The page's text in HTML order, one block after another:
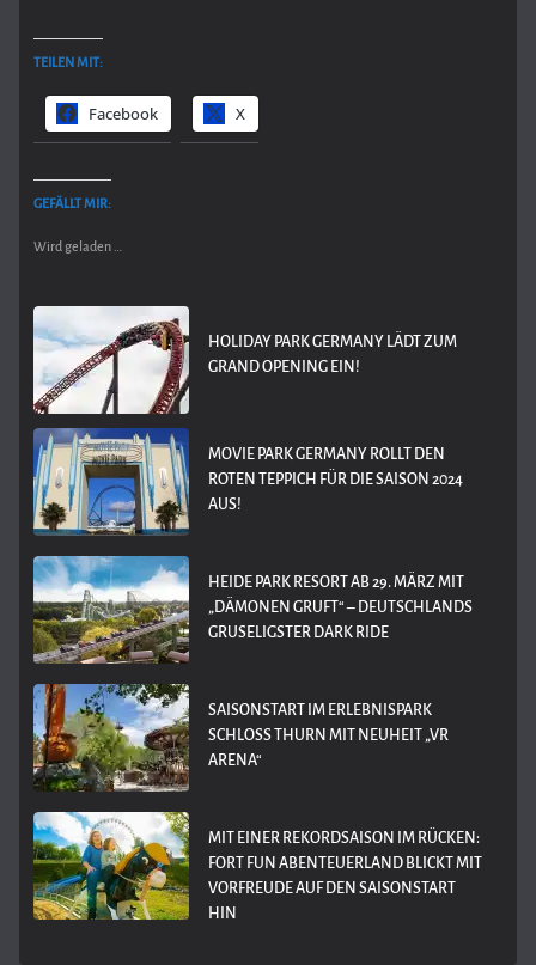
TEILEN MIT:
Facebook X
GEFÄLLT MIR:
Wird geladen …
HOLIDAY PARK GERMANY LÄDT ZUM
GRAND OPENING EIN!
MOVIE PARK GERMANY ROLLT DEN
ROTEN TEPPICH FÜR DIE SAISON 2024
AUS!
HEIDE PARK RESORT AB 29. MÄRZ MIT
„DÄMONEN GRUFT“ – DEUTSCHLANDS
GRUSELIGSTER DARK RIDE
SAISONSTART IM ERLEBNISPARK
SCHLOSS THURN MIT NEUHEIT „VR
ARENA“
MIT EINER REKORDSAISON IM RÜCKEN:
FORT FUN ABENTEUERLAND BLICKT MIT
VORFREUDE AUF DEN SAISONSTART
HIN